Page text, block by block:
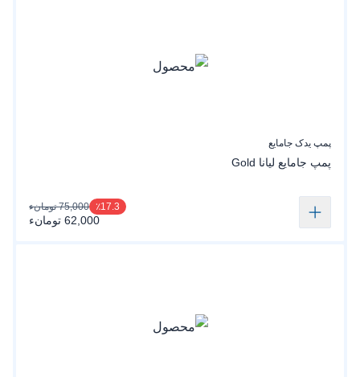
پمپ یدک جامایع
پمپ جامایع لیانا Gold
٪17.3 75,000 تومانء
62,000 تومانء